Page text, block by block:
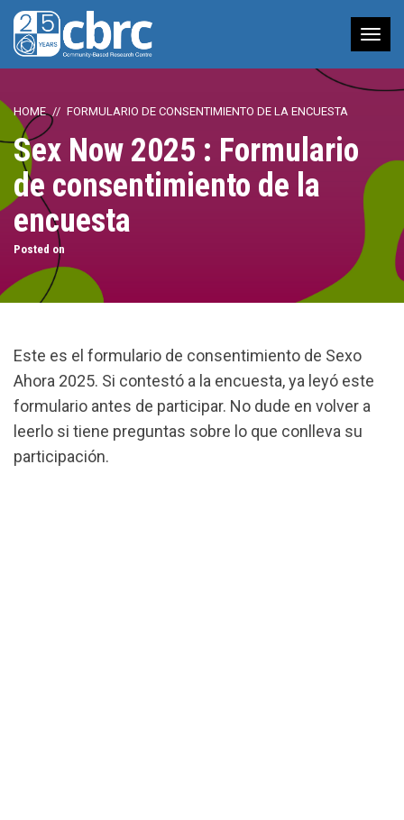
HOME FORMULARIO DE CONSENTIMIENTO DE LA ENCUESTA
Sex Now 2025 : Formulario
de consentimiento de la
encuesta
Posted on
Este es el formulario de consentimiento de Sexo
Ahora 2025. Si contestó a la encuesta, ya leyó este
formulario antes de participar. No dude en volver a
leerlo si tiene preguntas sobre lo que conlleva su
participación.